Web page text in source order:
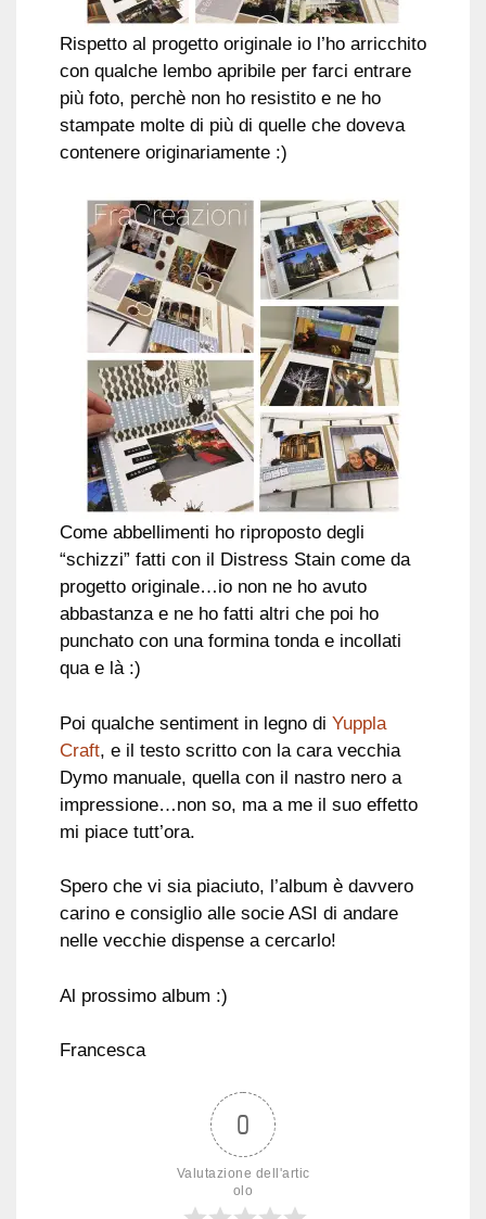
Rispetto al progetto originale io l’ho arricchito
con qualche lembo apribile per farci entrare
più foto, perchè non ho resistito e ne ho
stampate molte di più di quelle che doveva
contenere originariamente :)
Come abbellimenti ho riproposto degli
“schizzi” fatti con il Distress Stain come da
progetto originale…io non ne ho avuto
abbastanza e ne ho fatti altri che poi ho
punchato con una formina tonda e incollati
qua e là :)
Poi qualche sentiment in legno di Yuppla
Craft, e il testo scritto con la cara vecchia
Dymo manuale, quella con il nastro nero a
impressione…non so, ma a me il suo effetto
mi piace tutt’ora.
Spero che vi sia piaciuto, l’album è davvero
carino e consiglio alle socie ASI di andare
nelle vecchie dispense a cercarlo!
Al prossimo album :)
Francesca
0
Valutazione dell'artic
olo